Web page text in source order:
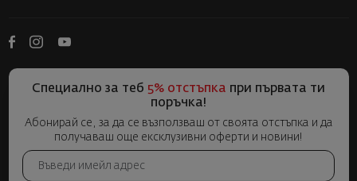
Специално за теб 5% отстъпка при първата ти
поръчка!
Абонирай се, за да се възползваш от своята отстъпка и да
получаваш още ексклузивни оферти и новини!